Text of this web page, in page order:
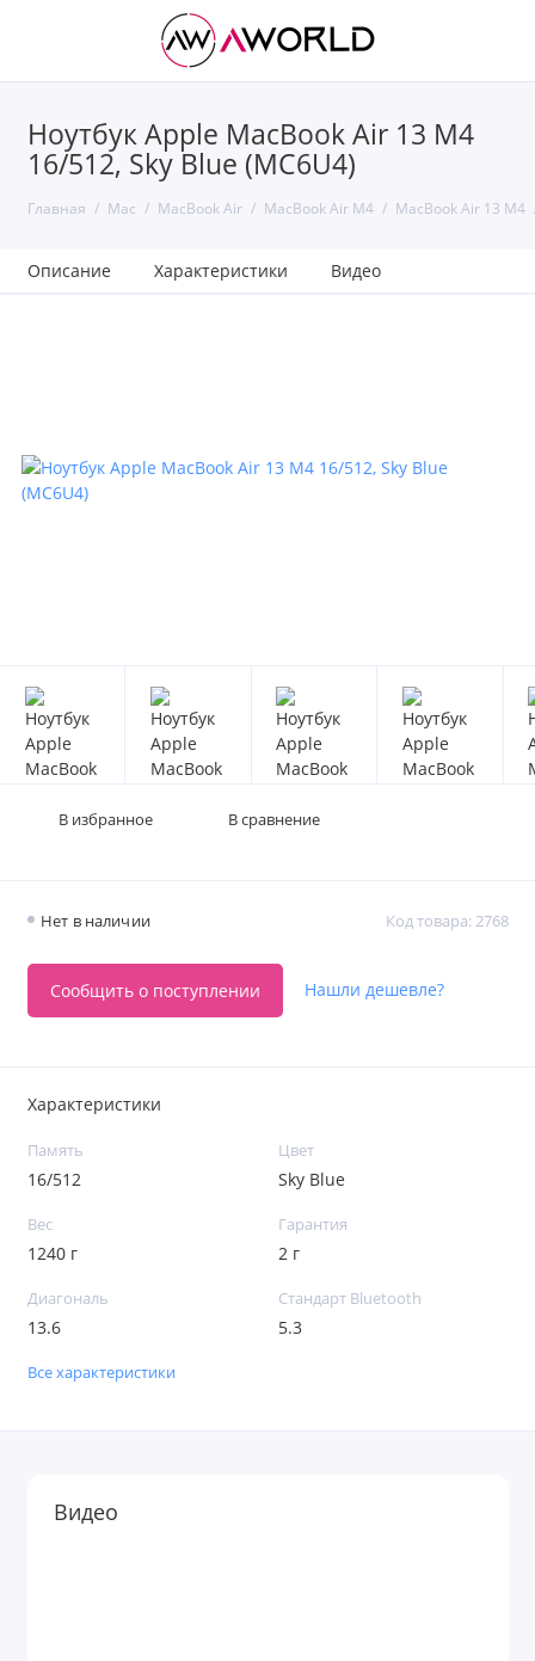
Ноутбук Apple MacBook Air 13 M4
16/512, Sky Blue (MC6U4)
Главная Mac MacBook Air MacBook Air M4 MacBook Air 13 M4
Описание Характеристики Видео
Нет в наличии Код товара: 2768
Сообщить о поступлении Нашли дешевле?
В избранное В сравнение
Характеристики
Память
16/512
Цвет
Sky Blue
Вес
1240 г
Гарантия
2 г
Диагональ
13.6
Стандарт Bluetooth
5.3
Все характеристики
Видео